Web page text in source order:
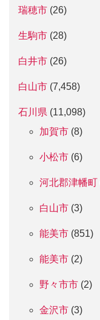
瑞穂市 (26)
生駒市 (28)
白井市 (26)
白山市 (7,458)
石川県 (11,098)
加賀市 (8)
小松市 (6)
河北郡津幡町
白山市 (3)
能美市 (851)
能美市 (2)
野々市市 (2)
金沢市 (3)